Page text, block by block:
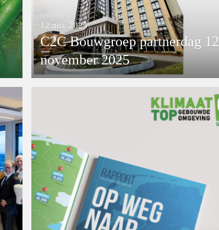
C2C Bouwgroep partnerdag 12
november 2025
12 nov 2025